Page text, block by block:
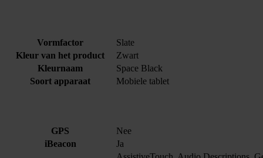
Vormfactor
Slate
Kleur van het product
Zwart
Kleurnaam
Space Black
Soort apparaat
Mobiele tablet
GPS
Nee
iBeacon
Ja